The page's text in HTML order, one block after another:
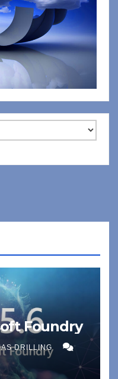
Foundry
DRILLING